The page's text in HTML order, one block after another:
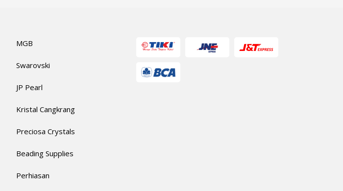
MGB
Swarovski
JP Pearl
Kristal Cangkrang
Preciosa Crystals
Beading Supplies
Perhiasan